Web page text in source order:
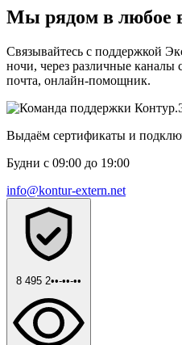
Мы рядом в любое
Связывайтесь с поддержкой
ночи, через различные каналы
почта, онлайн-помощник.
Выдаём сертификаты и
Будни с 09:00 до 19:00
info@kontur-extern.net
8 495 2••-••-••